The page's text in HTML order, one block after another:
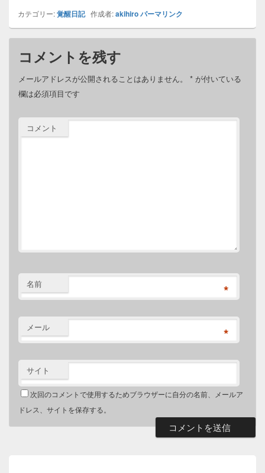
カテゴリー:覚醒日記作成者:akihiroパーマリンク
コメントを残す
メールアドレスが公開されることはありません。 * が付いている
欄は必須項目です
コメント
名前 *
メール *
サイト
次回のコメントで使用するためブラウザーに自分の名前、メールア
ドレス、サイトを保存する。